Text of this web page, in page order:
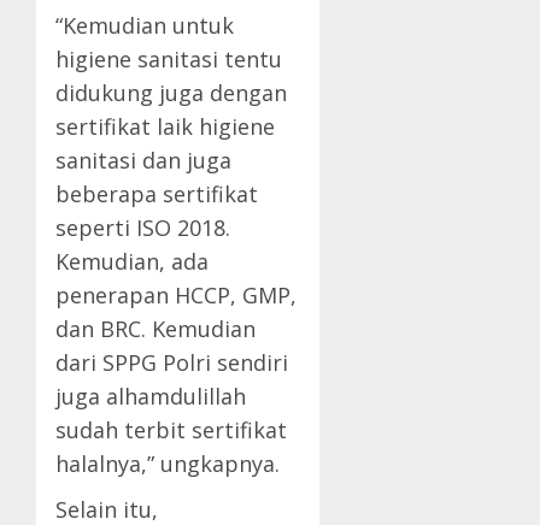
“Kemudian untuk
higiene sanitasi tentu
didukung juga dengan
sertifikat laik higiene
sanitasi dan juga
beberapa sertifikat
seperti ISO 2018.
Kemudian, ada
penerapan HCCP, GMP,
dan BRC. Kemudian
dari SPPG Polri sendiri
juga alhamdulillah
sudah terbit sertifikat
halalnya,” ungkapnya.
Selain itu,